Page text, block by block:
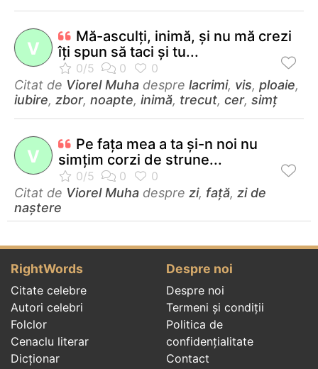
V
Mă-asculţi, inimă, şi nu mă crezi
îţi spun să taci şi tu...
Citat de Viorel Muha despre lacrimi, vis, ploaie,
iubire, zbor, noapte, inimă, trecut, cer, simț
V
Pe faţa mea a ta şi-n noi nu
simţim corzi de strune...
Citat de Viorel Muha despre zi, față, zi de
naștere
RightWords
Citate celebre
Autori celebri
Folclor
Cenaclu literar
Dicționar
Despre noi
Despre noi
Termeni și condiții
Politica de
confidenţialitate
Contact